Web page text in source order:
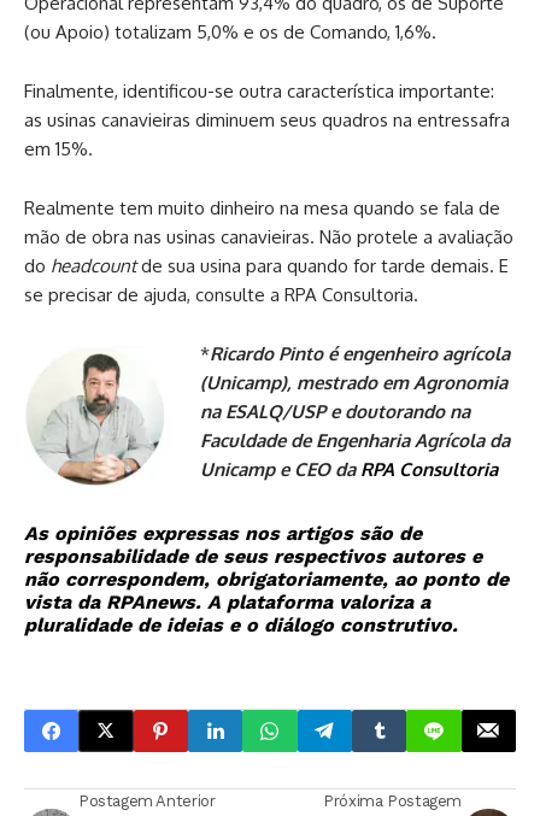
(ou Apoio) totalizam 5,0% e os de Comando, 1,6%.
Finalmente, identificou-se outra característica importante:
as usinas canavieiras diminuem seus quadros na entressafra
em 15%.
Realmente tem muito dinheiro na mesa quando se fala de
mão de obra nas usinas canavieiras. Não protele a avaliação
do headcountde sua usina para quando for tarde demais. E
se precisar de ajuda, consulte a RPA Consultoria.
*Ricardo Pinto é engenheiro agrícola
(Unicamp), mestrado em Agronomia
na ESALQ/USP e doutorando na
Faculdade de Engenharia Agrícola da
Unicamp e CEO da RPA Consultoria
As opiniões expressas nos artigos são de
responsabilidade de seus respectivos autores e
não correspondem, obrigatoriamente, ao ponto de
vista da RPAnews. A plataforma valoriza a
pluralidade de ideias e o diálogo construtivo.
Postagem Anterior Próxima Postagem